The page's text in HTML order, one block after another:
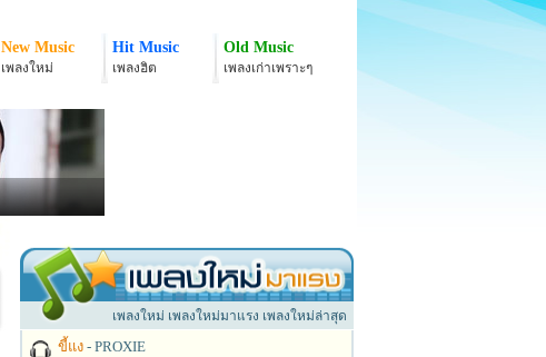
New Music
เพลงใหม่
Hit Music
เพลงฮิต
Old Music
เพลงเก่าเพราะๆ
เพลงใหม่ เพลงใหม่มาแรง เพลงใหม่ล่าสุด
ขี้แง- PROXIE